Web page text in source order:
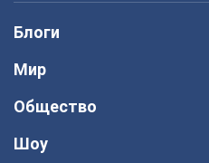
Блоги
Мир
Общество
Шоу